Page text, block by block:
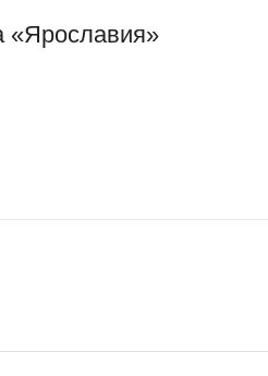
«Ярославия»